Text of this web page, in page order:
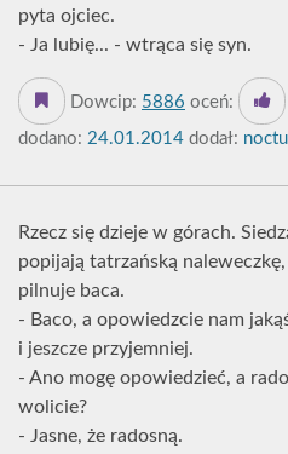
pyta ojciec.
- Ja lubię... - wtrąca się syn.
Dowcip: 5886 oceń:
dodano: 24.01.2014 dodał:
Rzecz się dzieje w górach.
popijają tatrzańską
pilnuje baca.
- Baco, a opowiedzcie nam
i jeszcze przyjemniej.
- Ano mogę opowiedzieć, a
wolicie?
- Jasne, że radosną.